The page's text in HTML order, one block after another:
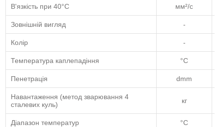
В'язкість при 40°C мм²/с
Зовнішній вигляд -
Колір -
Температура каплепадіння °C
Пенетрація dmm
Навантаження (метод зварювання 4
сталевих куль)
кг
Діапазон температур °C